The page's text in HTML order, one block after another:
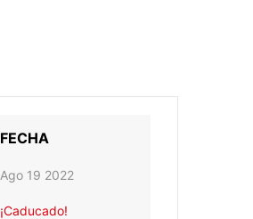
FECHA
Ago 19 2022
¡Caducado!